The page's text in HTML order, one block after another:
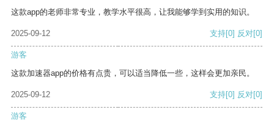
这款app的老师非常专业，教学水平很高，让我能够学到实用的知识。
2025-09-12 支持[0] 反对[0]
游客
这款加速器app的价格有点贵，可以适当降低一些，这样会更加亲民。
2025-09-12 支持[0] 反对[0]
游客